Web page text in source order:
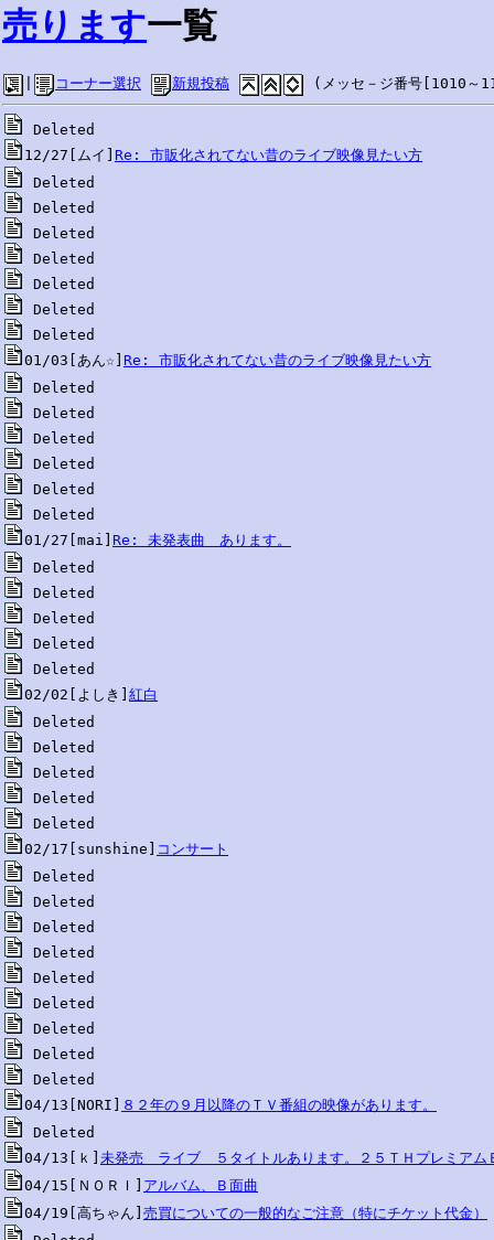
売ります一覧
コーナー選択 新規投稿 (メッセ－ジ番号[1010～
12/27[ムイ] Re: 市販化されてない昔のライブ映像見たい方
01/03[あん☆] Re: 市販化されてない昔のライブ映像見たい方
01/27[mai] Re: 未発表曲　あります。
02/02[よしき] 紅白
02/17[sunshine]
コンサート
04/13[NORI]
８２年の９月以降のＴＶ番組の映像があります。
04/13[ｋ] 未発売　ライブ　５タイトルあります。２５ＴＨプレミアム
04/15[ＮＯＲＩ] アルバム、Ｂ面曲
04/19[高ちゃん] 売買についての一般的なご注意（特にチケット代金）